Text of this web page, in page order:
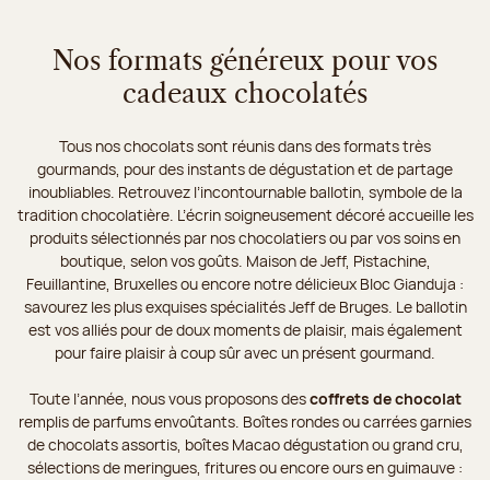
Nos formats généreux pour vos
cadeaux chocolatés
Tous nos chocolats sont réunis dans des formats très
gourmands, pour des instants de dégustation et de partage
inoubliables. Retrouvez l’incontournable ballotin, symbole de la
tradition chocolatière. L’écrin soigneusement décoré accueille les
produits sélectionnés par nos chocolatiers ou par vos soins en
boutique, selon vos goûts. Maison de Jeff, Pistachine,
Feuillantine, Bruxelles ou encore notre délicieux Bloc Gianduja :
savourez les plus exquises spécialités Jeff de Bruges. Le ballotin
est vos alliés pour de doux moments de plaisir, mais également
pour faire plaisir à coup sûr avec un présent gourmand.
Toute l’année, nous vous proposons descoffrets de chocolat
remplis de parfums envoûtants. Boîtes rondes ou carrées garnies
de chocolats assortis, boîtes Macao dégustation ou grand cru,
sélections de meringues, fritures ou encore ours en guimauve :